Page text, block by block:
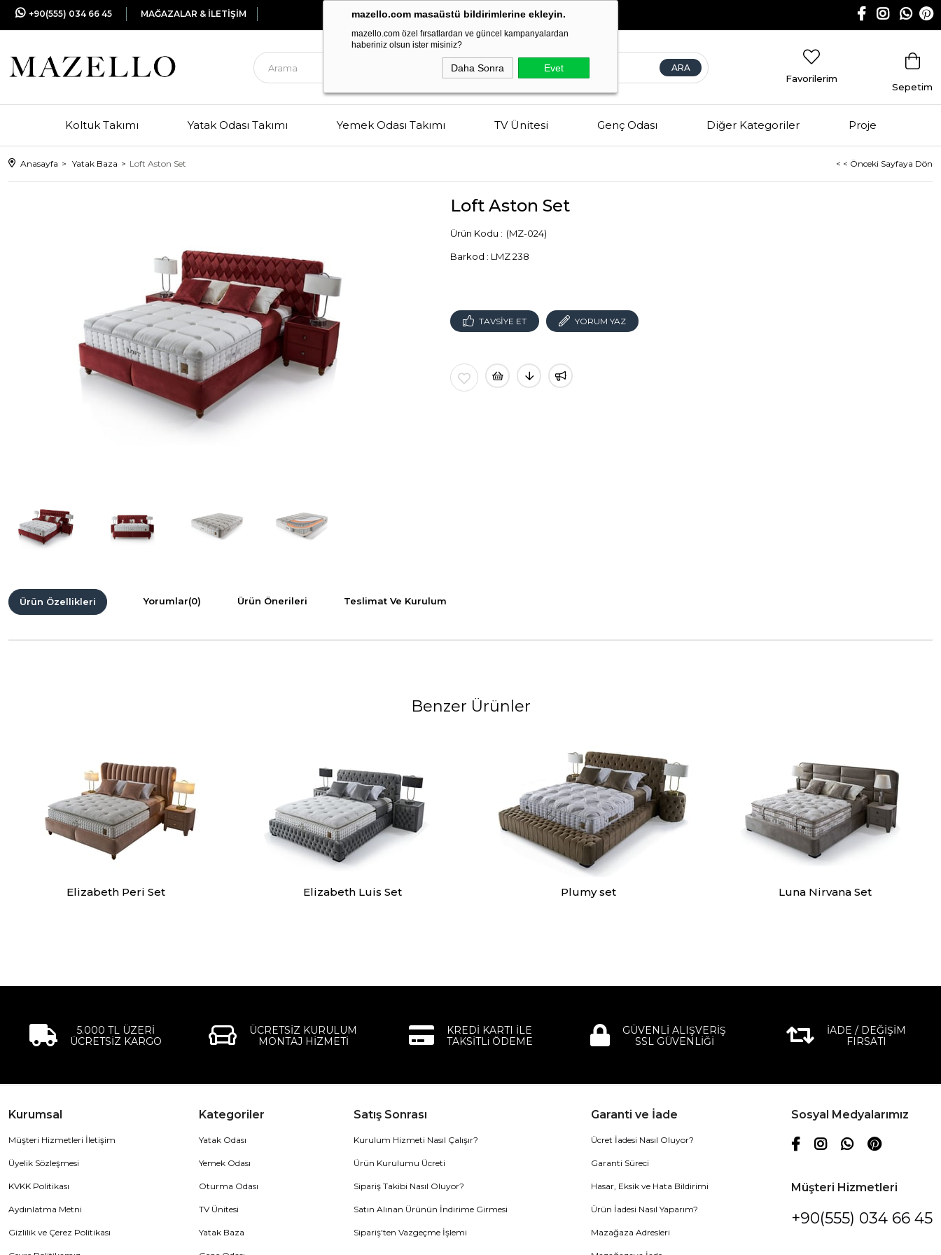
mazello.com masaüstü bildirimlerine ekleyin.
mazello.com özel fırsatlardan ve güncel kampanyalardan
haberiniz olsun ister misiniz?
Daha Sonra Evet
+90(555) 034 66 45 MAĞAZALAR & İLETİŞİM EstetikveKaliteninBuluşma Noktası
Sepetim
Favorilerim
Koltuk Takımı Yatak Odası Takımı Yemek Odası Takımı TV Ünitesi Genç Odası Diğer Kategoriler Proje
Anasayfa Yatak Baza Loft Aston Set < < Önceki Sayfaya Dön
Loft Aston Set
(MZ-024)
Barkod : LMZ 238
TAVSIYE ET YORUM YAZ
Ürün Özellikleri Yorumlar(0) Ürün Önerileri Teslimat Ve Kurulum
Benzer Ürünler
Elizabeth Peri Set Elizabeth Luis Set Plumy set Luna Nirvana Set
5.000 TL ÜZERİ
ÜCRETSİZ KARGO
ÜCRETSİZ KURULUM
MONTAJ HİZMETİ
KREDİ KARTI İLE
TAKSİTLi ÖDEME
GÜVENLİ ALIŞVERİŞ
SSL GÜVENLİĞİ
İADE / DEĞİŞİM
FIRSATI
Kurumsal
Müşteri Hizmetleri İletişim
Üyelik Sözleşmesi
KVKK Politikası
Aydınlatma Metni
Gizlilik ve Çerez Politikası
Kategoriler
Yatak Odası
Yemek Odası
Oturma Odası
TV Ünitesi
Yatak Baza
Satış Sonrası
Kurulum Hizmeti Nasıl Çalışır?
Ürün Kurulumu Ücreti
Sipariş Takibi Nasıl Oluyor?
Satın Alınan Ürünün İndirime Girmesi
Sipariş'ten Vazgeçme İşlemi
Garanti ve İade
Ücret İadesi Nasıl Oluyor?
Garanti Süreci
Hasar, Eksik ve Hata Bildirimi
Ürün İadesi Nasıl Yaparım?
Mazağaza Adresleri
Sosyal Medyalarımız
Müşteri Hizmetleri
+90(555) 034 66 45